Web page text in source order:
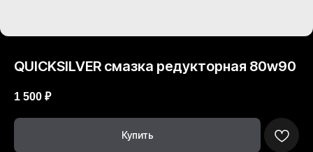
QUICKSILVER смазка редукторная 80w90
1 500 ₽
Купить